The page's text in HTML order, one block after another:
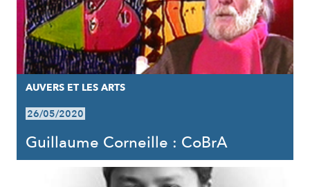
AUVERS ET LES ARTS
26/05/2020
Guillaume Corneille : CoBrA